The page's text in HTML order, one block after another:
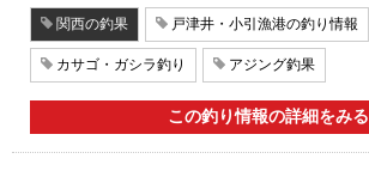
関西の釣果 戸津井・小引漁港の釣り情報
カサゴ・ガシラ釣り アジング釣果
この釣り情報の詳細をみる